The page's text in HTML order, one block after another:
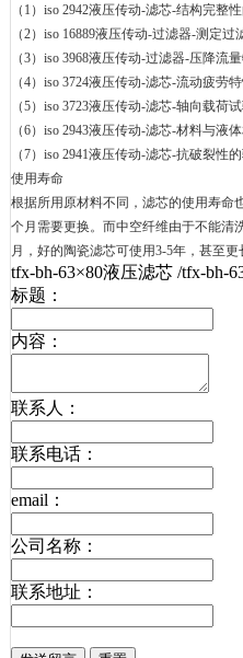
（ 1 ） iso 2942液压传动-滤芯-结构完整
（2） iso 16889液压传动-过滤器-测定过
（3） iso 3968液压传动-过滤器-压降流
（4） iso 3724液压传动-滤芯-流动疲劳
（5） iso 3723液压传动-滤芯-轴向载荷
（6） iso 2943液压传动-滤芯-材料与液
（7） iso 2941液压传动-滤芯-抗破裂性
使用寿命
根据所用原材料不同，滤芯的使用寿命
个月需要更换。而中空纤维由于不能清
月，好的陶瓷滤芯可使用3-5年，甚至更
tfx-bh-63×80液压滤芯 /tfx-bh-
标题：
内容：
联系人：
联系电话：
email：
公司名称：
联系地址：